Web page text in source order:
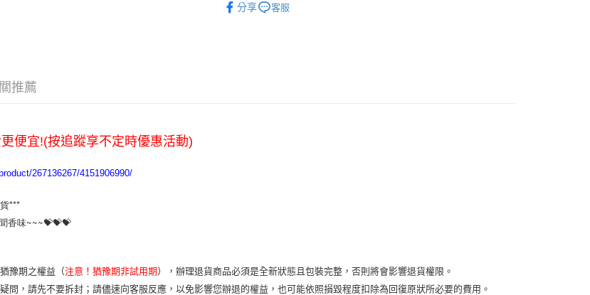
全家取貨付款
分享 客服
推薦
便宜!(按追蹤享不定時優惠活動)
267136267/4151906990/
***
香味~~~💝💝💝
豫期之權益（注意！猶豫期非試用期），辦理退貨商品必須是全新狀態且包裝完整，否則將會影響退貨權限。
問，請先不要拆封；請儘速向客服反應，以免影響您辦退的權益，也可能依照損毀程度扣除為回復原狀所必要的費用。